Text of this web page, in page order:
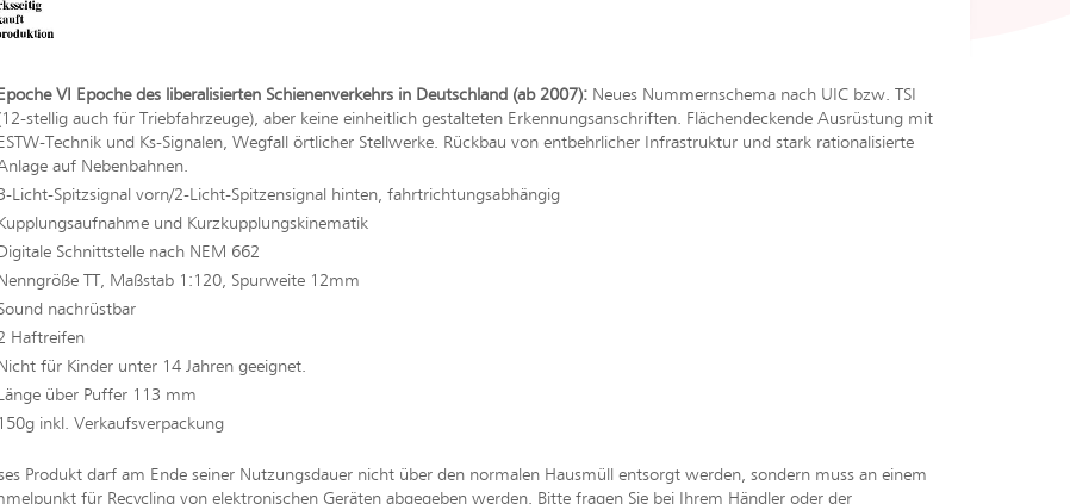
Epoche VI Epoche des liberalisierten Schienenverkehrs in Deutschland (ab 2007):Neues Nummernschema nach UIC bzw. TSI
stellig auch für Triebfahrzeuge), aber keine einheitlich gestalteten Erkennungsanschriften. Flächendeckende Ausrüstung mit
ESTW-Technik und Ks-Signalen, Wegfall örtlicher Stellwerke. Rückbau von entbehrlicher Infrastruktur und stark rationalisierte
auf Nebenbahnen.
Licht-Spitzsignal vorn/2-Licht-Spitzensignal hinten, fahrtrichtungsabhängig
Kupplungsaufnahme und Kurzkupplungskinematik
Digitale Schnittstelle nach NEM 662
Nenngröße TT, Maßstab 1:120, Spurweite 12mm
nachrüstbar
Haftreifen
Nicht für Kinder unter 14 Jahren geeignet.
Länge über Puffer 113 mm
150g inkl. Verkaufsverpackung
Produkt darf am Ende seiner Nutzungsdauer nicht über den normalen Hausmüll entsorgt werden, sondern muss an einem
für Recycling von elektronischen Geräten abgegeben werden. Bitte fragen Sie bei Ihrem Händler oder der